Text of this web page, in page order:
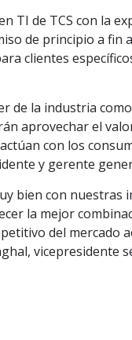
TI de TCS con la
de principio a fin
clientes
de la industria
aprovechar el
con los
y gerente
bien con nuestras
la mejor
del mercado
vicepresidente